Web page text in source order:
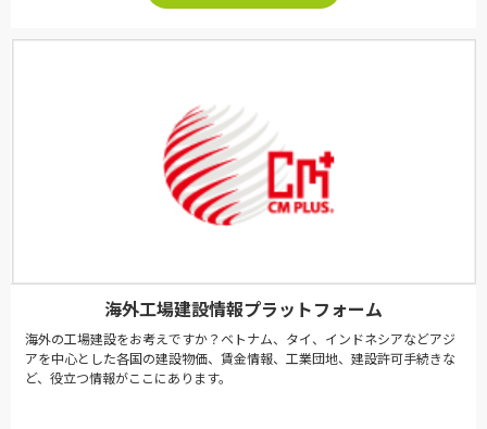
海外工場建設情報プラットフォーム
海外の工場建設をお考えですか？ベトナム、タイ、インドネシアなどアジ
アを中心とした各国の建設物価、賃金情報、工業団地、建設許可手続きな
ど、役立つ情報がここにあります。